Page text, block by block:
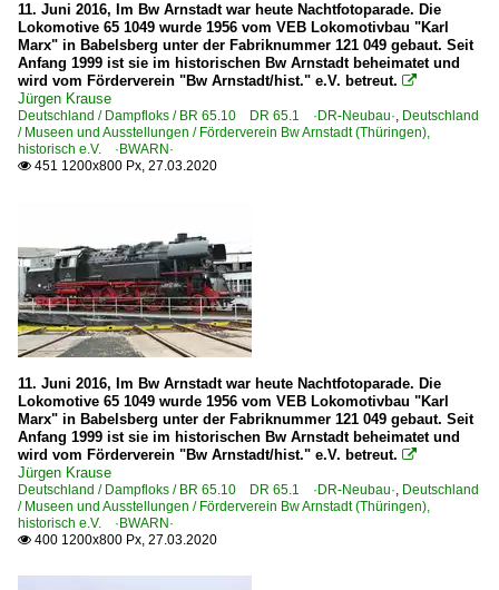
11. Juni 2016, Im Bw Arnstadt war heute Nachtfotoparade. Die
Lokomotive 65 1049 wurde 1956 vom VEB Lokomotivbau "Karl
Marx" in Babelsberg unter der Fabriknummer 121 049 gebaut. Seit
Anfang 1999 ist sie im historischen Bw Arnstadt beheimatet und
wird vom Förderverein "Bw Arnstadt/hist." e.V. betreut. 
Jürgen Krause
Deutschland / Dampfloks / BR 65.10 DR 65.1 ·DR-Neubau·, Deutschland
/ Museen und Ausstellungen / Förderverein Bw Arnstadt (Thüringen),
historisch e.V. ·BWARN·
 451 1200x800 Px, 27.03.2020
11. Juni 2016, Im Bw Arnstadt war heute Nachtfotoparade. Die
Lokomotive 65 1049 wurde 1956 vom VEB Lokomotivbau "Karl
Marx" in Babelsberg unter der Fabriknummer 121 049 gebaut. Seit
Anfang 1999 ist sie im historischen Bw Arnstadt beheimatet und
wird vom Förderverein "Bw Arnstadt/hist." e.V. betreut. 
Jürgen Krause
Deutschland / Dampfloks / BR 65.10 DR 65.1 ·DR-Neubau·, Deutschland
/ Museen und Ausstellungen / Förderverein Bw Arnstadt (Thüringen),
historisch e.V. ·BWARN·
 400 1200x800 Px, 27.03.2020